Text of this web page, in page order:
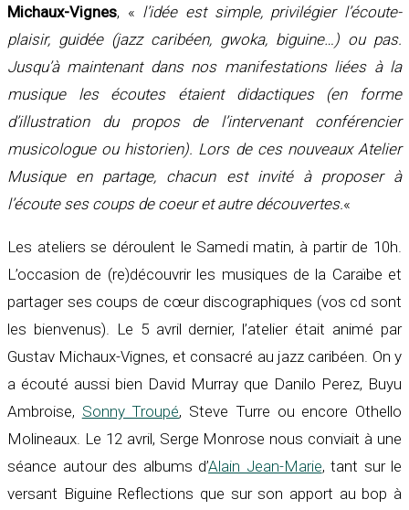
Michaux-Vignes, « l’idée est simple, privilégier l’écoute-
plaisir, guidée (jazz caribéen, gwoka, biguine…) ou pas.
Jusqu’à maintenant dans nos manifestations liées à la
musique les écoutes étaient didactiques (en forme
d’illustration du propos de l’intervenant conférencier
musicologue ou historien). Lors de ces nouveaux Atelier
Musique en partage, chacun est invité à proposer à
l’écoute ses coups de coeur et autre découvertes.«
Les ateliers se déroulent le Samedi matin, à partir de 10h.
L’occasion de (re)découvrir les musiques de la Caraïbe et
partager ses coups de cœur discographiques (vos cd sont
les bienvenus). Le 5 avril dernier, l’atelier était animé par
Gustav Michaux-Vignes, et consacré au jazz caribéen. On y
a écouté aussi bien David Murray que Danilo Perez, Buyu
Ambroise, Sonny Troupé, Steve Turre ou encore Othello
Molineaux. Le 12 avril, Serge Monrose nous conviait à une
séance autour des albums d’Alain Jean-Marie, tant sur le
versant Biguine Reflections que sur son apport au bop à